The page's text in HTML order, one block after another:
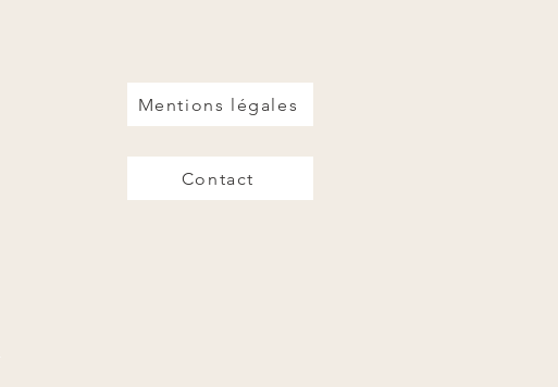
Mentions légales
Contact